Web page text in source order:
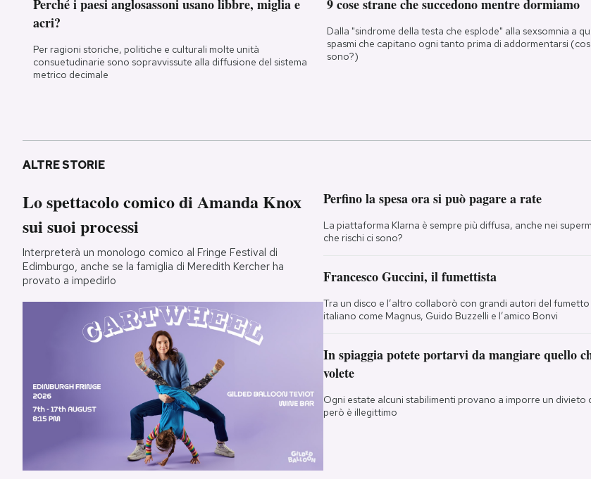
Perché i paesi anglosassoni usano libbre, miglia e
acri?
Per ragioni storiche, politiche e culturali molte unità
consuetudinarie sono sopravvissute alla diffusione del sistema
metrico decimale
9 cose strane che succedono mentre dormiamo
Dalla "sindrome della testa che esplode" alla sexsomnia a
spasmi che capitano ogni tanto prima di addormentarsi
sono?)
ALTRE STORIE
Lo spettacolo comico di Amanda Knox
sui suoi processi
Interpreterà un monologo comico al Fringe Festival di
Edimburgo, anche se la famiglia di Meredith Kercher ha
provato a impedirlo
Perfino la spesa ora si può pagare a rate
La piattaforma Klarna è sempre più diffusa, anche nei
che rischi ci sono?
Francesco Guccini, il fumettista
Tra un disco e l’altro collaborò con grandi autori del fumetto
italiano come Magnus, Guido Buzzelli e l’amico Bonvi
In spiaggia potete portarvi da mangiare quello
volete
Ogni estate alcuni stabilimenti provano a imporre un divieto
però è illegittimo